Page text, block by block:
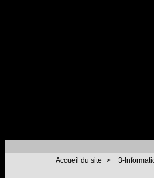
Accueil du site > 3-